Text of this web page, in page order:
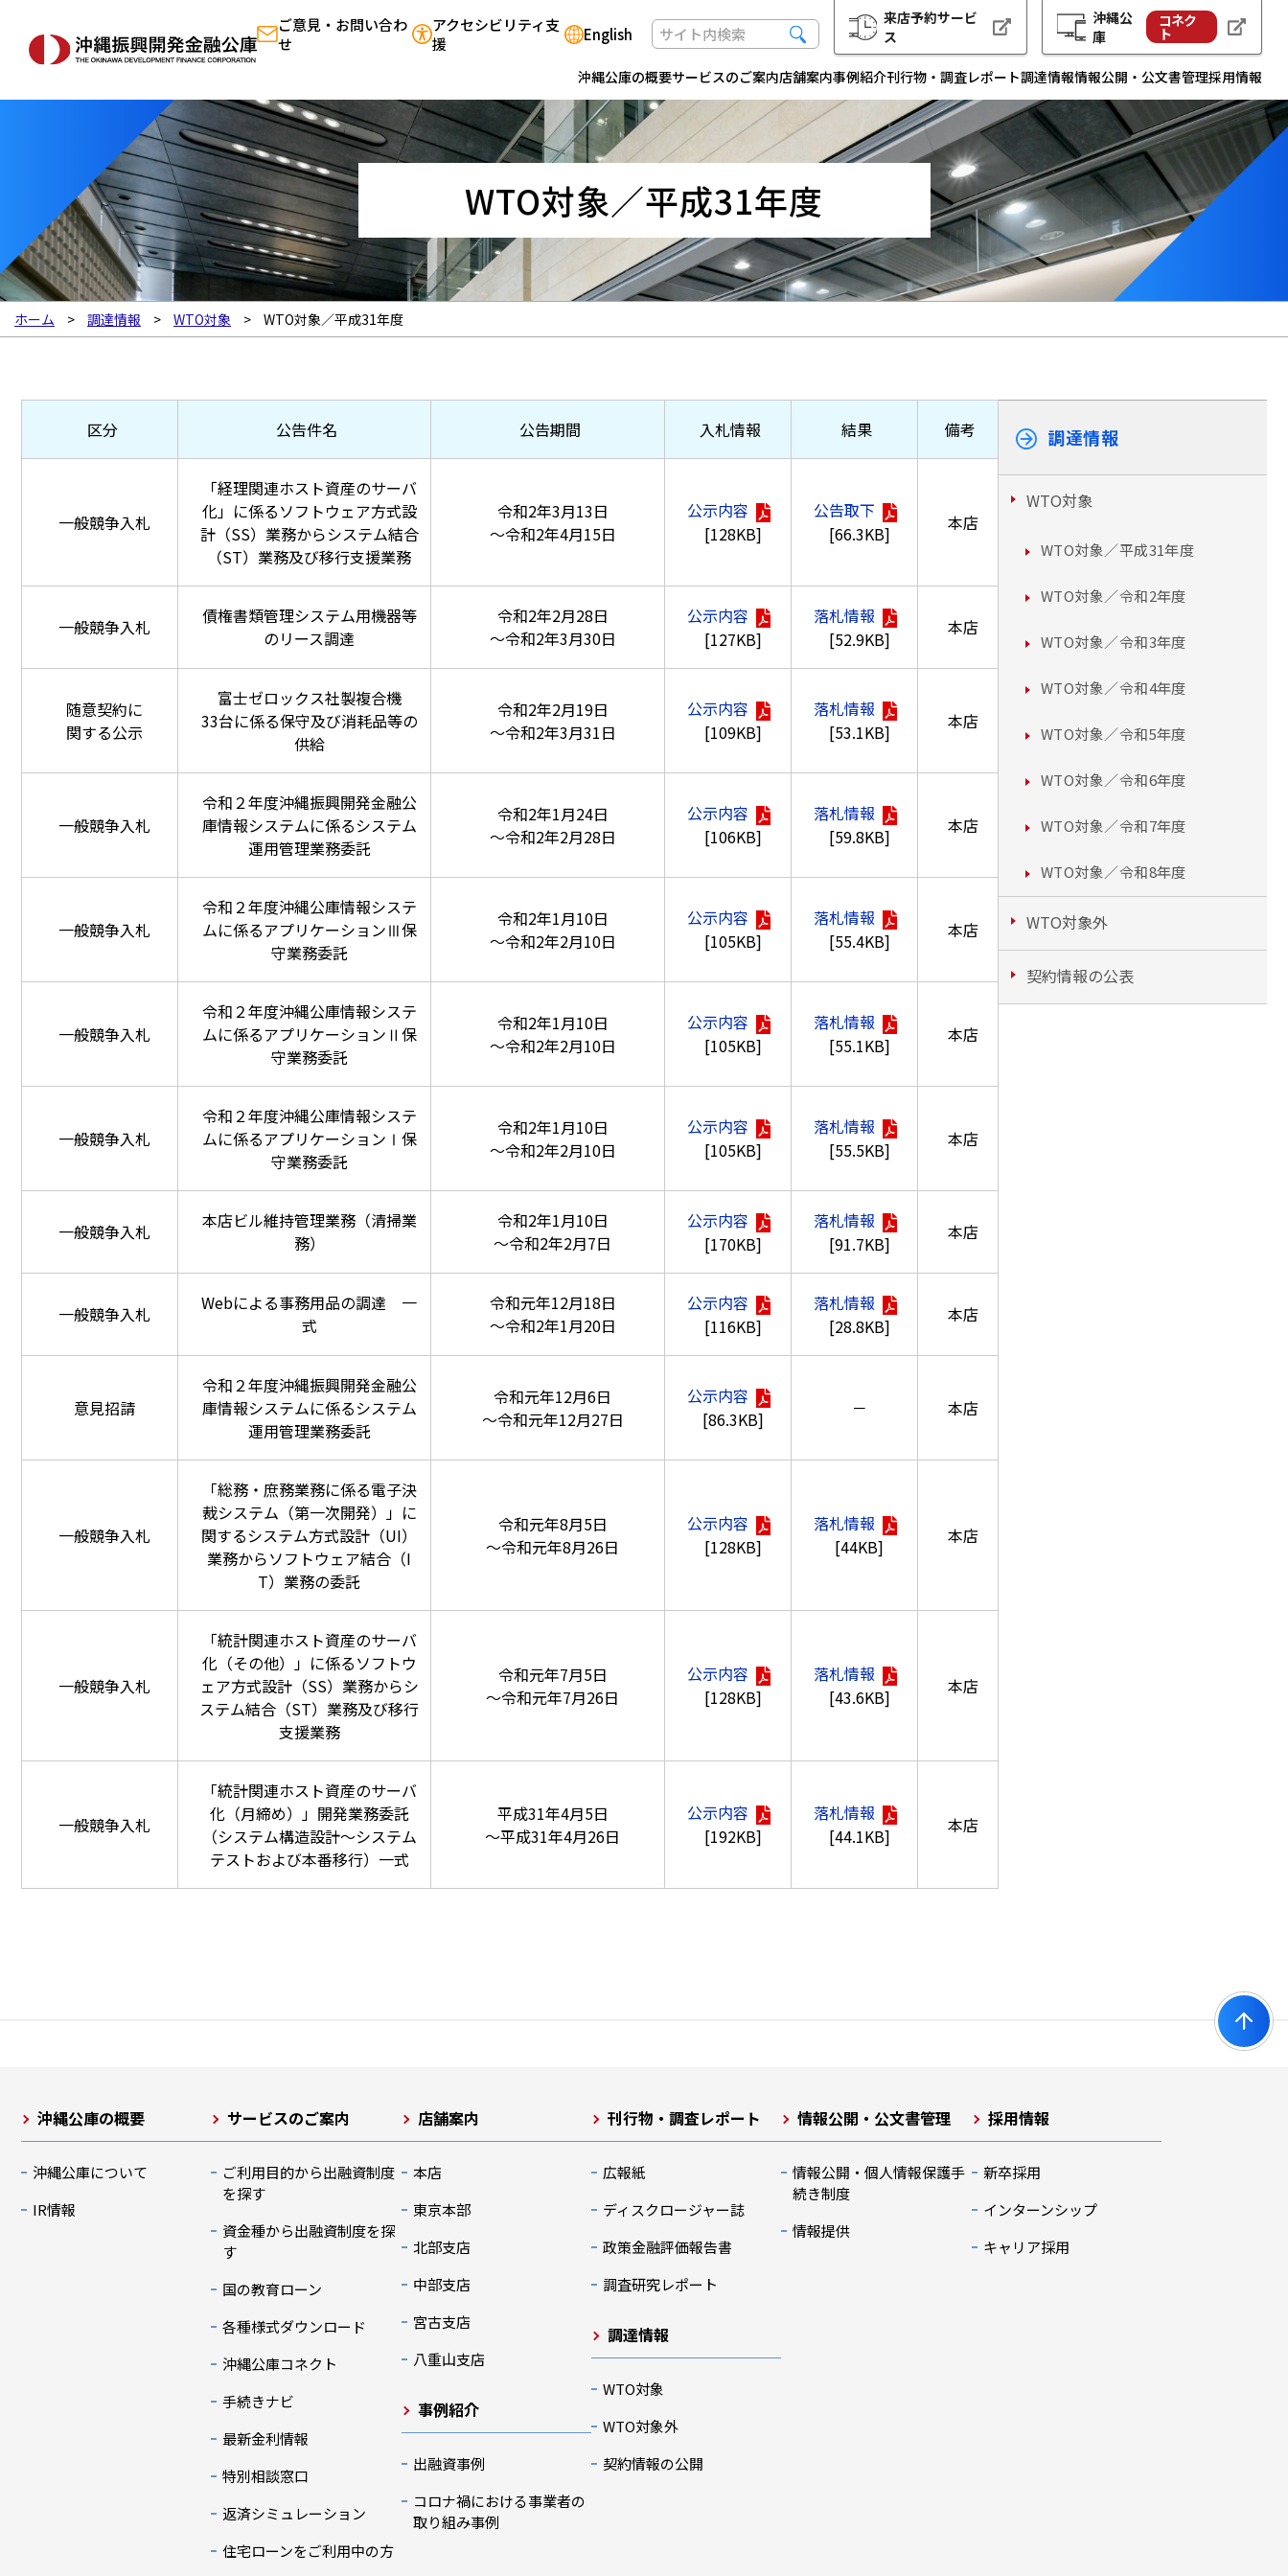
ご意見・お問い合わ
せ
アクセシビリティ支
援
English
来店予約サービ
ス
沖縄公
庫
コネク
ト
沖縄公庫の概要サービスのご案内店舗案内事例紹介刊行物・調査レポート調達情報情報公開・公文書管理採用情報
WTO対象／平成31年度
ホーム 調達情報 WTO対象 WTO対象／平成31年度
区分 公告件名 公告期間 入札情報 結果 備考
一般競争入札
「経理関連ホスト資産のサーバ
化」に係るソフトウェア方式設
計（SS）業務からシステム結合
（ST）業務及び移行支援業務
令和2年3月13日
～令和2年4月15日
公示内容
[128KB]
公告取下
[66.3KB]
本店
一般競争入札
債権書類管理システム用機器等
のリース調達
令和2年2月28日
～令和2年3月30日
公示内容
[127KB]
落札情報
[52.9KB]
本店
随意契約に
関する公示
富士ゼロックス社製複合機
33台に係る保守及び消耗品等の
供給
令和2年2月19日
～令和2年3月31日
公示内容
[109KB]
落札情報
[53.1KB]
本店
一般競争入札
令和２年度沖縄振興開発金融公
庫情報システムに係るシステム
運用管理業務委託
令和2年1月24日
～令和2年2月28日
公示内容
[106KB]
落札情報
[59.8KB]
本店
一般競争入札
令和２年度沖縄公庫情報システ
ムに係るアプリケーションⅢ保
守業務委託
令和2年1月10日
～令和2年2月10日
公示内容
[105KB]
落札情報
[55.4KB]
本店
一般競争入札
令和２年度沖縄公庫情報システ
ムに係るアプリケーションⅡ保
守業務委託
令和2年1月10日
～令和2年2月10日
公示内容
[105KB]
落札情報
[55.1KB]
本店
一般競争入札
令和２年度沖縄公庫情報システ
ムに係るアプリケーションⅠ保
守業務委託
令和2年1月10日
～令和2年2月10日
公示内容
[105KB]
落札情報
[55.5KB]
本店
一般競争入札
本店ビル維持管理業務（清掃業
務）
令和2年1月10日
～令和2年2月7日
公示内容
[170KB]
落札情報
[91.7KB]
本店
一般競争入札
Webによる事務用品の調達 一
式
令和元年12月18日
～令和2年1月20日
公示内容
[116KB]
落札情報
[28.8KB]
本店
意見招請
令和２年度沖縄振興開発金融公
庫情報システムに係るシステム
運用管理業務委託
令和元年12月6日
～令和元年12月27日
公示内容
[86.3KB]
－ 本店
一般競争入札
「総務・庶務業務に係る電子決
裁システム（第一次開発）」に
関するシステム方式設計（UI）
業務からソフトウェア結合（I
T）業務の委託
令和元年8月5日
～令和元年8月26日
公示内容
[128KB]
落札情報
[44KB]
本店
一般競争入札
「統計関連ホスト資産のサーバ
化（その他）」に係るソフトウ
ェア方式設計（SS）業務からシ
ステム結合（ST）業務及び移行
支援業務
令和元年7月5日
～令和元年7月26日
公示内容
[128KB]
落札情報
[43.6KB]
本店
一般競争入札
「統計関連ホスト資産のサーバ
化（月締め）」開発業務委託
（システム構造設計～システム
テストおよび本番移行）一式
平成31年4月5日
～平成31年4月26日
公示内容
[192KB]
落札情報
[44.1KB]
本店
調達情報
WTO対象
WTO対象／平成31年度
WTO対象／令和2年度
WTO対象／令和3年度
WTO対象／令和4年度
WTO対象／令和5年度
WTO対象／令和6年度
WTO対象／令和7年度
WTO対象／令和8年度
WTO対象外
契約情報の公表
沖縄公庫の概要
沖縄公庫について
IR情報
サービスのご案内
ご利用目的から出融資制度
を探す
資金種から出融資制度を探
す
国の教育ローン
各種様式ダウンロード
沖縄公庫コネクト
手続きナビ
最新金利情報
特別相談窓口
返済シミュレーション
住宅ローンをご利用中の方
店舗案内
本店
東京本部
北部支店
中部支店
宮古支店
八重山支店
事例紹介
出融資事例
コロナ禍における事業者の
取り組み事例
刊行物・調査レポート
広報紙
ディスクロージャー誌
政策金融評価報告書
調査研究レポート
調達情報
WTO対象
WTO対象外
契約情報の公開
情報公開・公文書管理
情報公開・個人情報保護手
続き制度
情報提供
採用情報
新卒採用
インターンシップ
キャリア採用